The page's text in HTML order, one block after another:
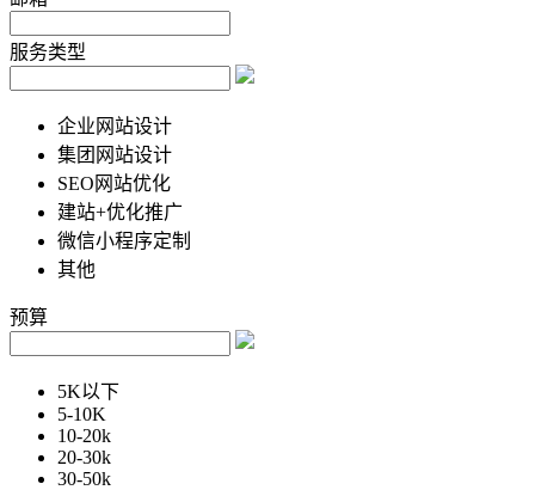
服务类型
企业网站设计
集团网站设计
SEO网站优化
建站+优化推广
微信小程序定制
其他
预算
5K以下
5-10K
10-20k
20-30k
30-50k